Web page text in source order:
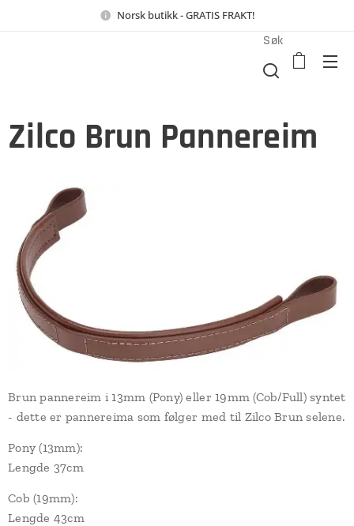
Norsk butikk - GRATIS FRAKT!
Søk
Zilco Brun Pannereim
Brun pannereim i 13mm (Pony) eller 19mm (Cob/Full) syntet
- dette er pannereima som følger med til Zilco Brun selene.
Pony (13mm):
Lengde 37cm
Cob (19mm):
Lengde 43cm